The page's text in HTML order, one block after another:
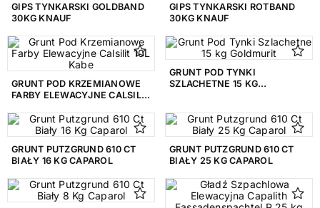
GIPS TYNKARSKI GOLDBAND
30KG KNAUF
GIPS TYNKARSKI ROTBAND
30KG KNAUF
GRUNT POD KRZEMIANOWE
FARBY ELEWACYJNE CALSILIT
GRUNT POD TYNKI
SZLACHETNE 15 KG
GRUNT PUTZGRUND 610 CT
BIAŁY 16 KG CAPAROL
GRUNT PUTZGRUND 610 CT
BIAŁY 25 KG CAPAROL